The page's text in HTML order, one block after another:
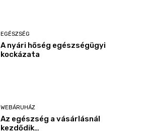
EGÉSZSÉG
A nyári hőség egészségügyi
kockázata
WEBÁRUHÁZ
Az egészség a vásárlásnál
kezdődik…